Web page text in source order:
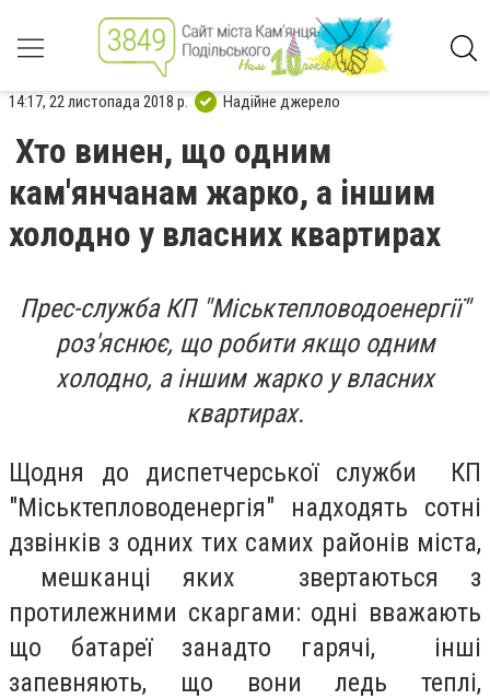
14:17, 22 листопада 2018 р. Надійне джерело
Хто винен, що одним
кам'янчанам жарко, а іншим
холодно у власних квартирах
Прес-служба КП "Міськтепловодоенергії"
роз'яснює, що робити якщо одним
холодно, а іншим жарко у власних
квартирах.
Щодня до диспетчерської служби КП
"Міськтепловоденергія" надходять сотні
дзвінків з одних тих самих районів міста,
мешканці яких звертаються з
протилежними скаргами: одні вважають
що батареї занадто гарячі, інші
запевняють, що вони ледь теплі,